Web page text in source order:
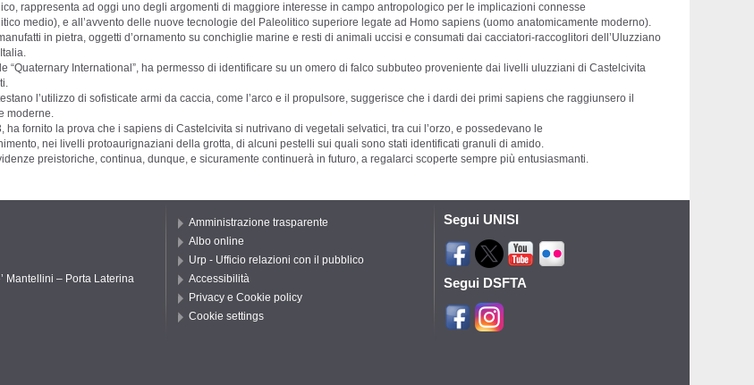
rappresenta ad oggi uno degli argomenti di maggiore interesse in campo antropologico per le implicazioni connesse
medio), e all’avvento delle nuove tecnologie del Paleolitico superiore legate ad Homo sapiens (uomo anatomicamente moderno).
in pietra, oggetti d’ornamento su conchiglie marine e resti di animali uccisi e consumati dai cacciatori-raccoglitori dell’Uluzziano
International”, ha permesso di identificare su un omero di falco subbuteo proveniente dai livelli uluzziani di Castelcivita
l’utilizzo di sofisticate armi da caccia, come l’arco e il propulsore, suggerisce che i dardi dei primi sapiens che raggiunsero il
moderne.
fornito la prova che i sapiens di Castelcivita si nutrivano di vegetali selvatici, tra cui l’orzo, e possedevano le
nei livelli protoaurignaziani della grotta, di alcuni pestelli sui quali sono stati identificati granuli di amido.
preistoriche, continua, dunque, e sicuramente continuerà in futuro, a regalarci scoperte sempre più entusiasmanti.
Mantellini – Porta Laterina
Amministrazione trasparente
Albo online
Urp - Ufficio relazioni con il pubblico
Accessibilità
Privacy e Cookie policy
Cookie settings
Segui UNISI
Segui DSFTA